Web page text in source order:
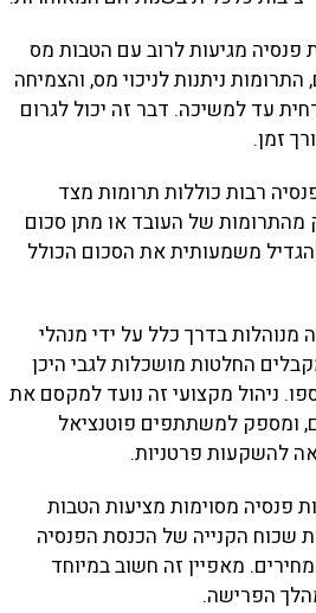
פנסיה מגיעות לרוב עם הטבות מס
ניתנות לניכוי מס, והצמיחה
עד למשיכה. דבר זה יכול לגרום
זמן.
רבות כוללות תרומות מצד
של העובד או מתן סכום
משמעותית את הסכום הכולל
מנוהלות בדרך כלל על ידי מנהלי
החלטות מושכלות לגבי היכן
ניהול מקצועי זה נועד למקסם את
ומספק למשתתפים פוטנציאל
להשקעות פרטניות.
פנסיה מסוימות מציעות הטבות
שכוח הקנייה של הכנסת הפנסיה
מאפיין זה חשוב במיוחד
הפרישה.